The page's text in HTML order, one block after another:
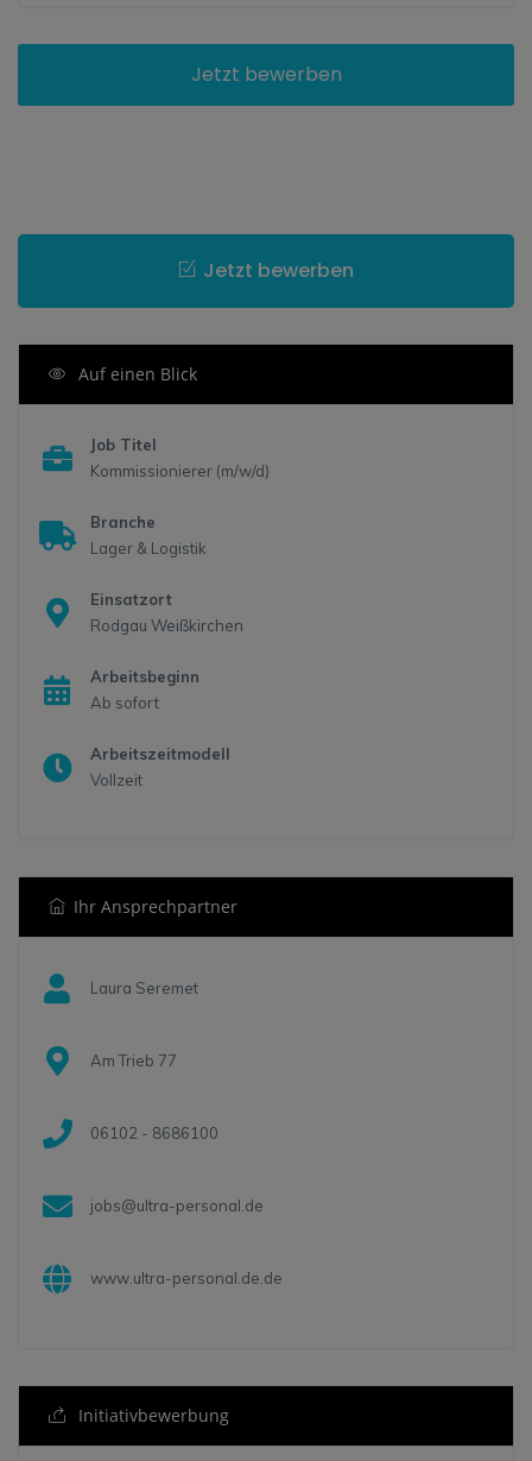
Jetzt bewerben
Jetzt bewerben
Auf einen Blick
Job Titel
Kommissionierer (m/w/d)
Branche
Lager & Logistik
Einsatzort
Rodgau Weißkirchen
Arbeitsbeginn
Ab sofort
Arbeitszeitmodell
Vollzeit
Ihr Ansprechpartner
Laura Seremet
Am Trieb 77
06102 - 8686100
jobs@ultra-personal.de
www.ultra-personal.de.de
Initiativbewerbung